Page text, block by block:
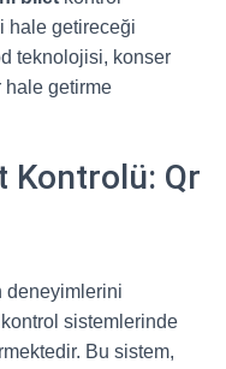
hale getireceği
teknolojisi, konser
hale getirme
Kontrolü: Qr
deneyimlerini
kontrol sistemlerinde
Bu sistem,